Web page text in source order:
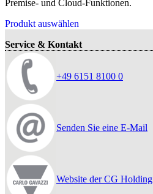
Premise- und Cloud-Funktionen.
Produkt auswählen
Service & Kontakt
+49 6151 8100 0
Senden Sie eine E-Mail
Website der CG Holding